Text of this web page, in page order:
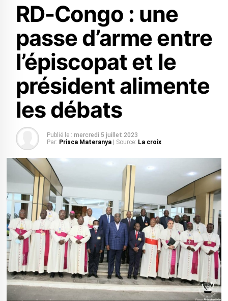
RD-Congo : une
passe d’arme entre
l’épiscopat et le
président alimente
les débats
Publié le : mercredi 5 juillet 2023
Par: Prisca Materanya | Source: La croix